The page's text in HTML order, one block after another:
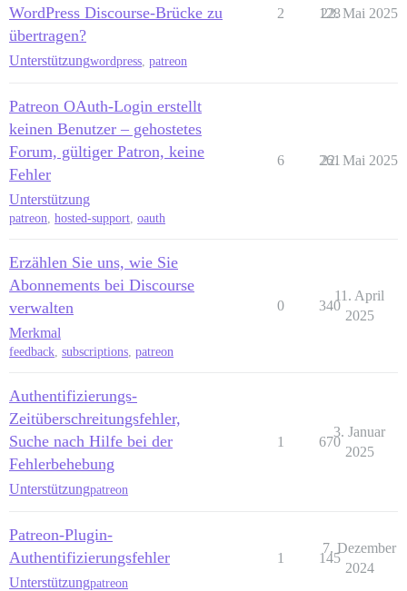
WordPress Discourse-Brücke zu
übertragen?
Unterstützungwordpress patreon
2 128
22. Mai 2025
Patreon OAuth-Login erstellt
keinen Benutzer – gehostetes
Forum, gültiger Patron, keine
Fehler
Unterstützung
patreon, hosted-support, oauth
6 261
22. Mai 2025
Erzählen Sie uns, wie Sie
Abonnements bei Discourse
verwalten
Merkmal
feedback, subscriptions, patreon
0 340
11. April
2025
Authentifizierungs-
Zeitüberschreitungsfehler,
Suche nach Hilfe bei der
Fehlerbehebung
Unterstützungpatreon
1 670
3. Januar
2025
Patreon-Plugin-
Authentifizierungsfehler
Unterstützungpatreon
1 145
7. Dezember
2024